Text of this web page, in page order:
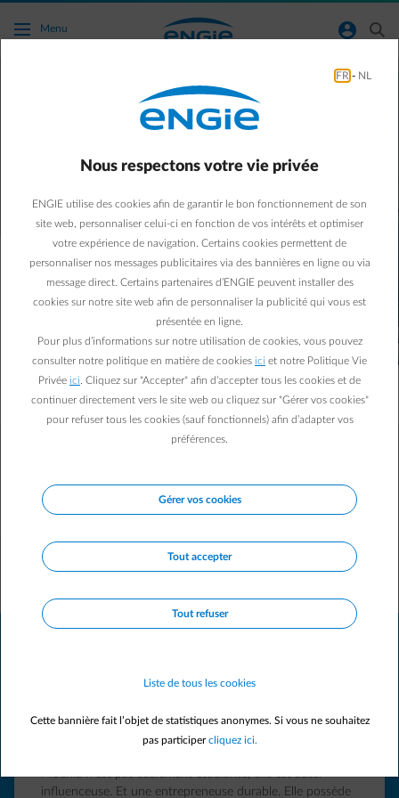
Accéder au contenu principal
Menu normal-account-circle search
Vous aussi, faites le pas
vers moins de carbone
Pour l’avenir de notre planète, nous devons nous
engager collectivement à faire baisser nos
émissions de CO2. Vous pensez que vos efforts
ont peu ou pas d’impact ? Détrompez-vous : tous
ensemble, nous pouvons faire la différence !
Découvrez leur histoire !
Affichage diapositive 2 sur 7
Jan
"Les solutions durables sont là. Utilisons-les
massivement !"
Jan est Directeur scientifique chez ENGIE. Il est
FR - NL
Nous respectons votre vie privée
ENGIE utilise des cookies afin de garantir le bon fonctionnement de son
site web, personnaliser celui-ci en fonction de vos intérêts et optimiser
votre expérience de navigation. Certains cookies permettent de
personnaliser nos messages publicitaires via des bannières en ligne ou via
message direct. Certains partenaires d’ENGIE peuvent installer des
cookies sur notre site web afin de personnaliser la publicité qui vous est
présentée en ligne.
Pour plus d’informations sur notre utilisation de cookies, vous pouvez
consulter notre politique en matière de cookies ici et notre Politique Vie
Privée ici . Cliquez sur "Accepter" afin d’accepter tous les cookies et de
continuer directement vers le site web ou cliquez sur "Gérer vos cookies"
pour refuser tous les cookies (sauf fonctionnels) afin d’adapter vos
préférences.
Gérer vos cookies
Tout accepter
Tout refuser
Liste de tous les cookies
Cette bannière fait l’objet de statistiques anonymes. Si vous ne souhaitez
pas participercliquez ici.